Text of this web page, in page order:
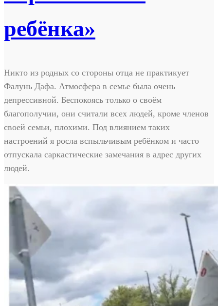
ребёнка»
Никто из родных со стороны отца не практикует
Фалунь Дафа. Атмосфера в семье была очень
депрессивной. Беспокоясь только о своём
благополучии, они считали всех людей, кроме членов
своей семьи, плохими. Под влиянием таких
настроений я росла вспыльчивым ребёнком и часто
отпускала саркастические замечания в адрес других
людей.